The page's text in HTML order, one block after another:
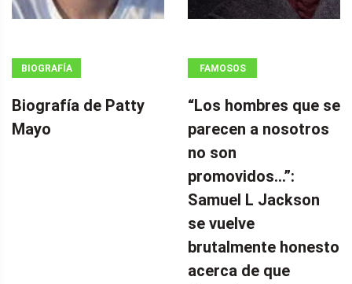
BIOGRAFÍA
Biografía de Patty
Mayo
FAMOSOS
“Los hombres que se
parecen a nosotros
no son
promovidos…”:
Samuel L Jackson
se vuelve
brutalmente honesto
acerca de que